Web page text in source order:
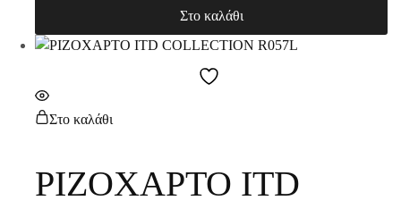
Στο καλάθι
Στο καλάθι
ΡΙΖΟΧΑΡΤΟ ITD